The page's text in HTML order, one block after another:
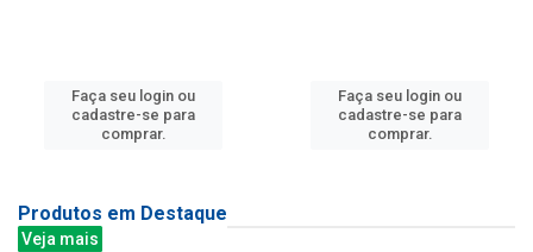
Faça seu login ou
cadastre-se para
comprar.
Faça seu login ou
cadastre-se para
comprar.
Produtos em Destaque
Veja mais